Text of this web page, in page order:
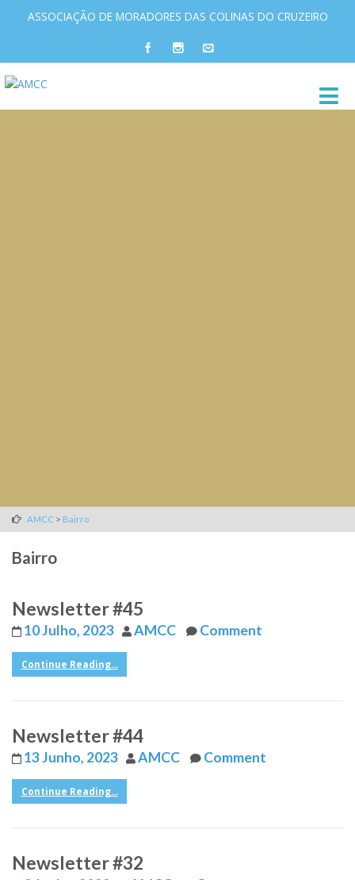
ASSOCIAÇÃO DE MORADORES DAS COLINAS DO CRUZEIRO
AMCC > Bairro
Bairro
Newsletter #45
10 Julho, 2023 AMCC Comment
Continue Reading...
Newsletter #44
13 Junho, 2023 AMCC Comment
Continue Reading...
Newsletter #32